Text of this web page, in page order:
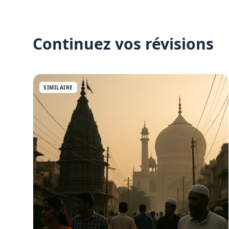
Continuez vos révisions
SIMILAIRE